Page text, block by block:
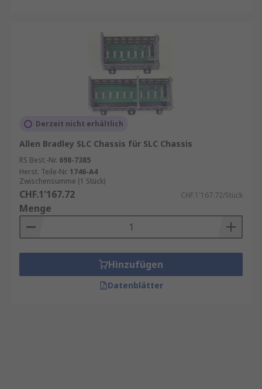
Derzeit nicht erhältlich
Allen Bradley SLC Chassis für SLC Chassis
RS Best.-Nr. 698-7385
Herst. Teile-Nr. 1746-A4
Zwischensumme (1 Stück)
CHF.1'167.72 CHF.1'167.72/Stück
Menge
Hinzufügen
Datenblätter